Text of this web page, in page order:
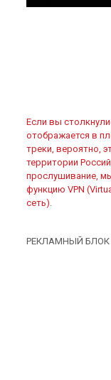
Если вы
отображается в
треки, вероятно,
территории
прослушивание,
функцию VPN
сеть).
РЕКЛАМНЫЙ БЛОК